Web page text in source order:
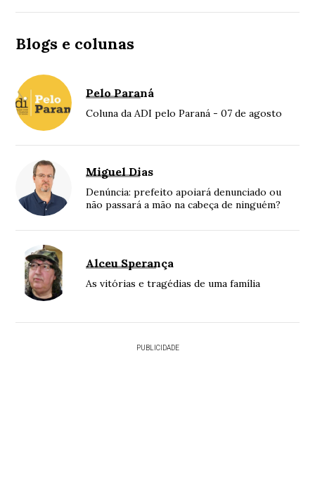
Blogs e colunas
Pelo Paraná
Coluna da ADI pelo Paraná - 07 de agosto
Miguel Dias
Denúncia: prefeito apoiará denunciado ou
não passará a mão na cabeça de ninguém?
Alceu Sperança
As vitórias e tragédias de uma família
PUBLICIDADE